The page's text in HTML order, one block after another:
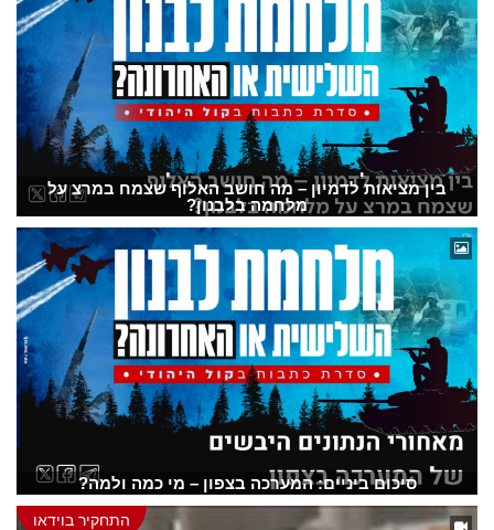
בין מציאות לדמיון – מה חושב האלוף שצמח במרצ על
מלחמה בלבנון?
סיכום ביניים: המערכה בצפון – מי כמה ולמה?
התחקיר בוידאו